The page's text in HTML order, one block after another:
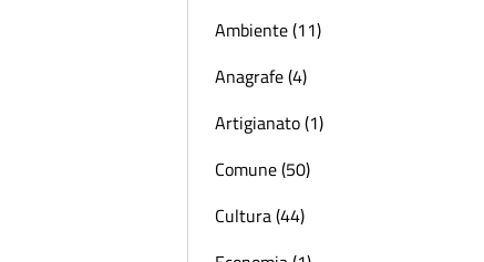
Ambiente (11)
Anagrafe (4)
Artigianato (1)
Comune (50)
Cultura (44)